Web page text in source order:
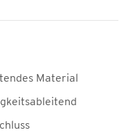
Material